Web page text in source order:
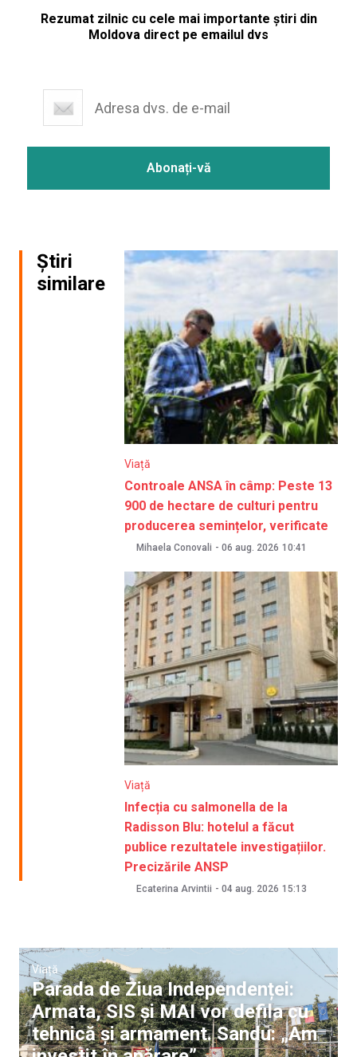
Rezumat zilnic cu cele mai importante știri din
Moldova direct pe emailul dvs
Știri
similare
Viață
Controale ANSA în câmp: Peste 13
900 de hectare de culturi pentru
producerea semințelor, verificate
Mihaela Conovali - 06 aug. 2026 10:41
Viață
Infecția cu salmonella de la
Radisson Blu: hotelul a făcut
publice rezultatele investigațiilor.
Precizările ANSP
Ecaterina Arvintii - 04 aug. 2026 15:13
Viață
Parada de Ziua Independenței:
Armata, SIS și MAI vor defila cu
tehnică și armament. Sandu: „Am